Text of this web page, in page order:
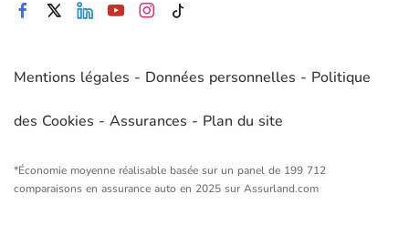
Mentions légales - Données personnelles - Politique
des Cookies - Assurances - Plan du site
*Économie moyenne réalisable basée sur un panel de 199 712
comparaisons en assurance auto en 2025 sur Assurland.com